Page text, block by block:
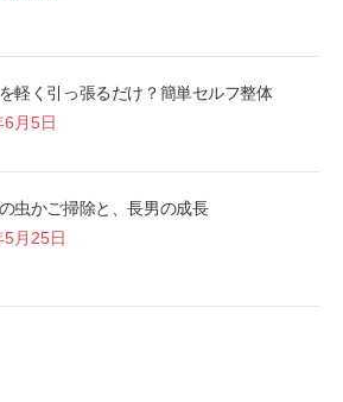
軽く引っ張るだけ？簡単セルフ整体
月5日
虫かご掃除と、長男の成長
5月25日